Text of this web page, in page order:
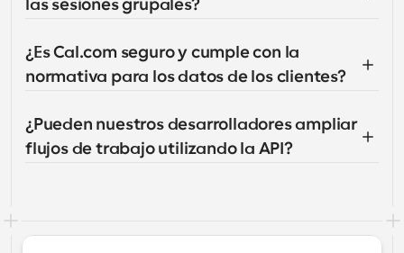
las sesiones grupales?
¿Es Cal.com seguro y cumple con la
normativa para los datos de los clientes?
¿Pueden nuestros desarrolladores ampliar
flujos de trabajo utilizando la API?